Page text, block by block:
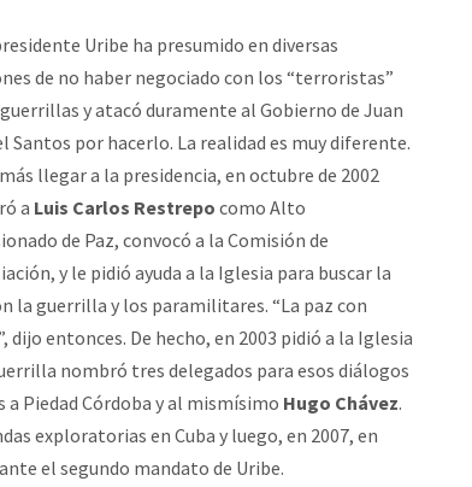
Uribe ha presumido en diversas
de no haber negociado con los “terroristas”
y atacó duramente al Gobierno de Juan
Santos por hacerlo. La realidad es muy diferente.
llegar a la presidencia, en octubre de 2002
a Luis Carlos Restrepo como Alto
de Paz, convocó a la Comisión de
y le pidió ayuda a la Iglesia para buscar la
la guerrilla y los paramilitares. “La paz con
dijo entonces. De hecho, en 2003 pidió a la Iglesia
nombró tres delegados para esos diálogos
Piedad Córdoba y al mismísimo Hugo Chávez.
exploratorias en Cuba y luego, en 2007, en
el segundo mandato de Uribe.